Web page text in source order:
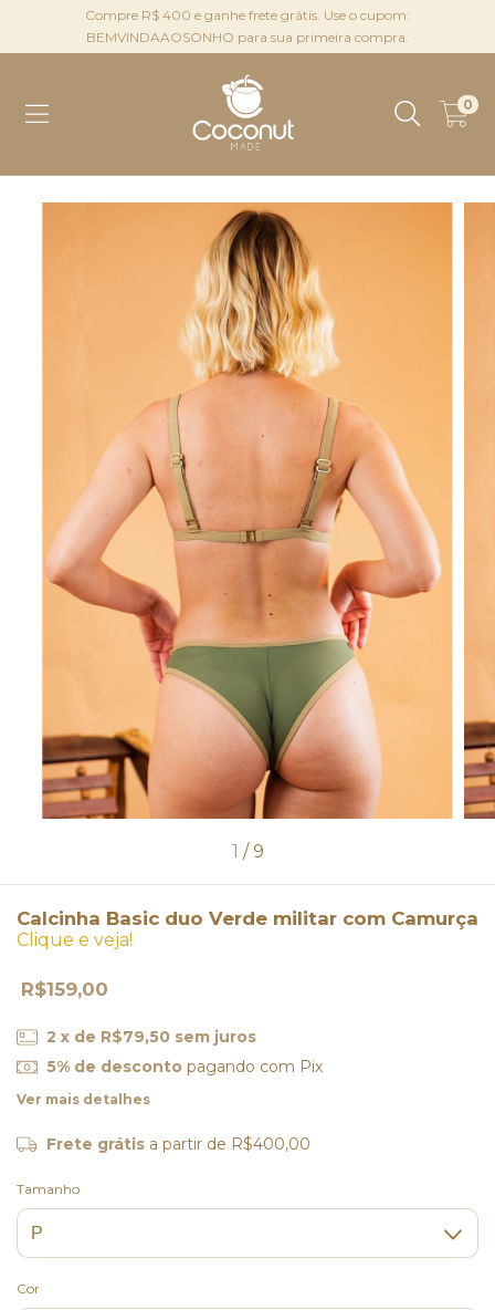
Compre R$ 400 e ganhe frete grátis. Use o cupom:
BEMVINDAAOSONHO para sua primeira compra.
0
1 / 9
Calcinha Basic duo Verde militar com Camurça
Clique e veja!
R$159,00
2 x de R$79,50 sem juros
5% de desconto pagando com Pix
Ver mais detalhes
Frete grátis a partir de R$400,00
Tamanho
Cor